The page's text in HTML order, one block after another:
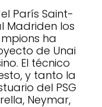
París Saint-
Madriden los
ha
de Unai
El técnico
y tanto la
del PSG
Neymar,